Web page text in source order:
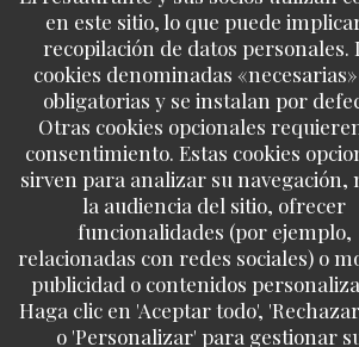
en este sitio, lo que puede
recopilación de datos personales.
cookies denominadas
obligatorias y se instalan por
Otras cookies opcionales
consentimiento. Estas cookies
sirven para analizar su navegación,
la audiencia del sitio, ofrecer
funcionalidades (por ejemplo,
relacionadas con redes sociales) o
publicidad o contenidos
Haga clic en 'Aceptar todo',
o 'Personalizar' para gestionar
- INVITADOS 2
AMBIENTE: 5/5 MENÚ: 5/5 CALIDAD
2 3